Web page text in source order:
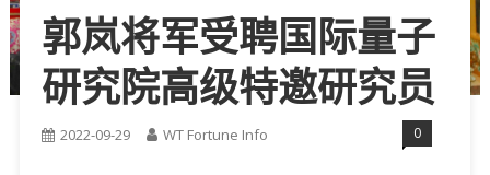
郭岚将军受聘国际量子
研究院高级特邀研究员
2022-09-29 WT Fortune Info 0